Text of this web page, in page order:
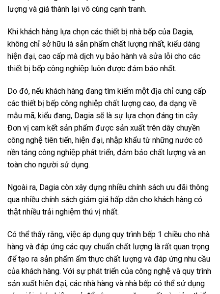
lượng và giá thành lại vô cùng cạnh tranh.
Khi khách hàng lựa chọn các thiết bị nhà bếp của Dagia,
không chỉ sở hữu là sản phẩm chất lượng nhất, kiểu dáng
hiện đại, cao cấp mà dịch vụ bảo hành và sửa lỗi cho các
thiết bị bếp công nghiệp luôn được đảm bảo nhất.
Do đó, nếu khách hàng đang tìm kiếm một địa chỉ cung cấp
các thiết bị bếp công nghiệp chất lượng cao, đa dạng về
mẫu mã, kiểu đang, Dagia sẽ là sự lựa chọn đáng tin cậy.
Đơn vị cam kết sản phẩm được sản xuất trên dây chuyền
công nghệ tiên tiến, hiện đại, nhập khẩu từ những nước có
nền tảng công nghiệp phát triển, đảm bảo chất lượng và an
toàn cho người sử dụng.
Ngoài ra, Dagia còn xây dựng nhiều chính sách ưu đãi thông
qua nhiều chính sách giảm giá hấp dẫn cho khách hàng có
thật nhiều trải nghiệm thú vị nhất.
Có thể thấy rằng, việc áp dụng quy trình bếp 1 chiều cho nhà
hàng và đáp ứng các quy chuẩn chất lượng là rất quan trọng
để tạo ra sản phẩm ẩm thực chất lượng và đáp ứng nhu cầu
của khách hàng. Với sự phát triển của công nghệ và quy trình
sản xuất hiện đại, các nhà hàng và nhà bếp có thể sử dụng